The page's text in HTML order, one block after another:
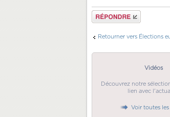
Répondre
Retourner vers Élections
Vidéos
Découvrez notre
lien avec
Voir toutes